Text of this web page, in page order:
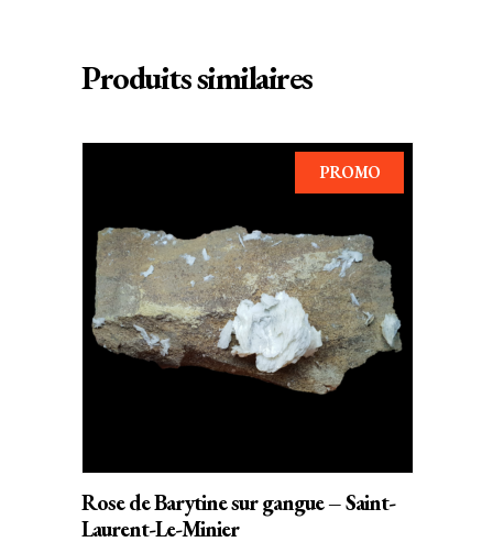
Produits similaires
PROMO
AJOUTER AU PANIER
Rose de Barytine sur gangue – Saint-
Laurent-Le-Minier